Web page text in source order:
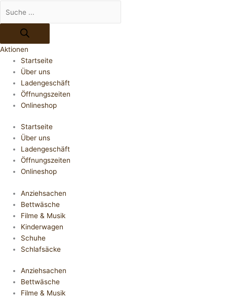
Aktionen
Startseite
Über uns
Ladengeschäft
Öffnungszeiten
Onlineshop
Startseite
Über uns
Ladengeschäft
Öffnungszeiten
Onlineshop
Anziehsachen
Bettwäsche
Filme & Musik
Kinderwagen
Schuhe
Schlafsäcke
Anziehsachen
Bettwäsche
Filme & Musik